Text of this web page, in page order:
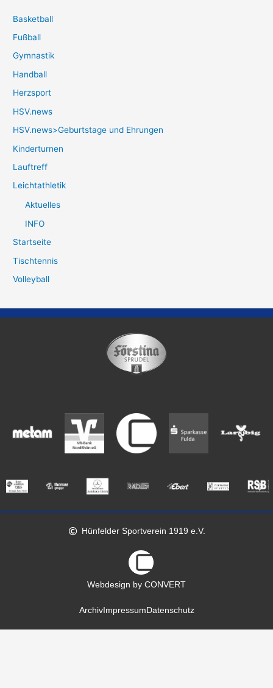
Basketball
Fußball
Gymnastik
Handball
Herzsport
HSV.news
HSV.news>Geburtstage und Ehrungen
Kinderturnen
Lauftreff
Leichtathletik
Aktuelles
INFO
Startseite
Tischtennis
Volleyball
Hünfelder Sportverein 1919 e.V.
Webdesign by CONVERT
ArchivImpressum Datenschutz